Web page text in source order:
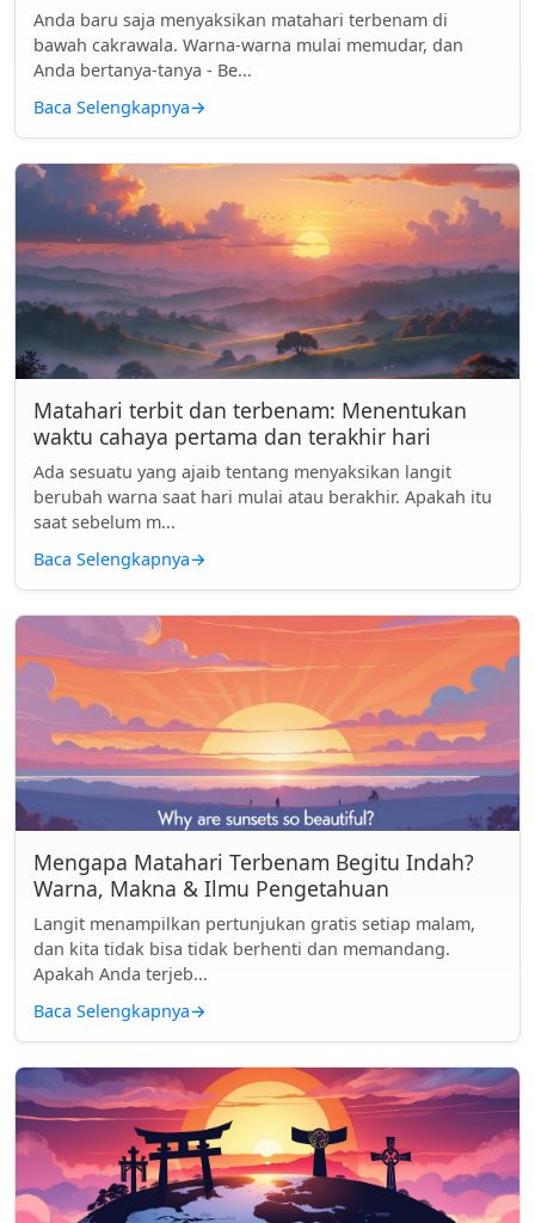
Anda baru saja menyaksikan matahari terbenam di
bawah cakrawala. Warna-warna mulai memudar, dan
Anda bertanya-tanya - Be...
Baca Selengkapnya→
Matahari terbit dan terbenam: Menentukan
waktu cahaya pertama dan terakhir hari
Ada sesuatu yang ajaib tentang menyaksikan langit
berubah warna saat hari mulai atau berakhir. Apakah itu
saat sebelum m...
Baca Selengkapnya→
Mengapa Matahari Terbenam Begitu Indah?
Warna, Makna & Ilmu Pengetahuan
Langit menampilkan pertunjukan gratis setiap malam,
dan kita tidak bisa tidak berhenti dan memandang.
Apakah Anda terjeb...
Baca Selengkapnya→